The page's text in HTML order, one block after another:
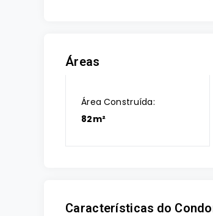
Áreas
Área Construída:
82m²
Características do